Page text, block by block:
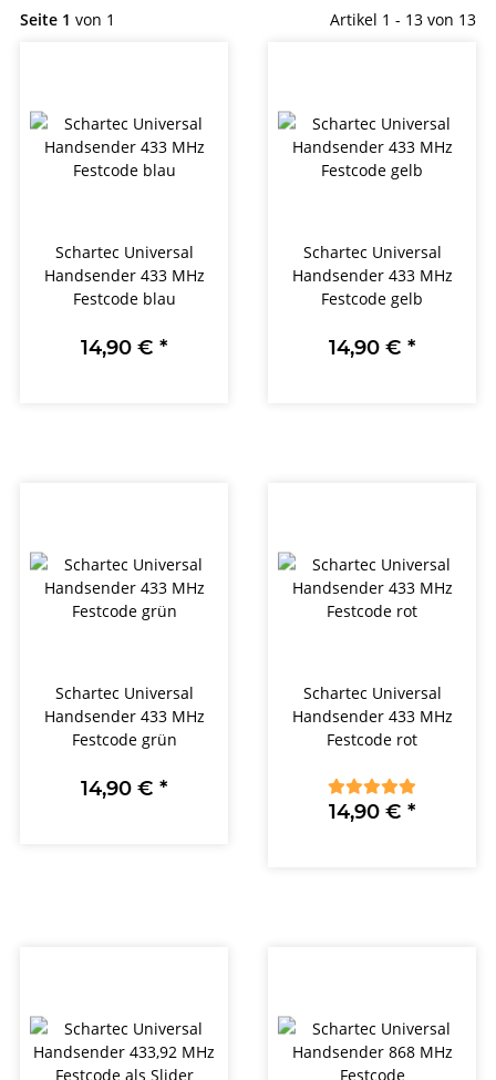
Seite 1 von 1 Artikel 1 - 13 von 13
Schartec Universal
Handsender 433 MHz
Festcode blau
14,90 € *
Schartec Universal
Handsender 433 MHz
Festcode gelb
14,90 € *
Schartec Universal
Handsender 433 MHz
Festcode grün
14,90 € *
Schartec Universal
Handsender 433 MHz
Festcode rot
14,90 € *